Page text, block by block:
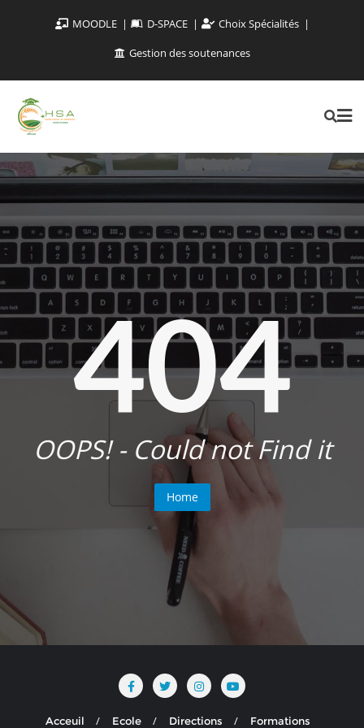
MOODLE D-SPACE
Choix Spécialités
Gestion des soutenances
404
OOPS! - Could not Find it
Home
Acceuil Ecole Directions Formations